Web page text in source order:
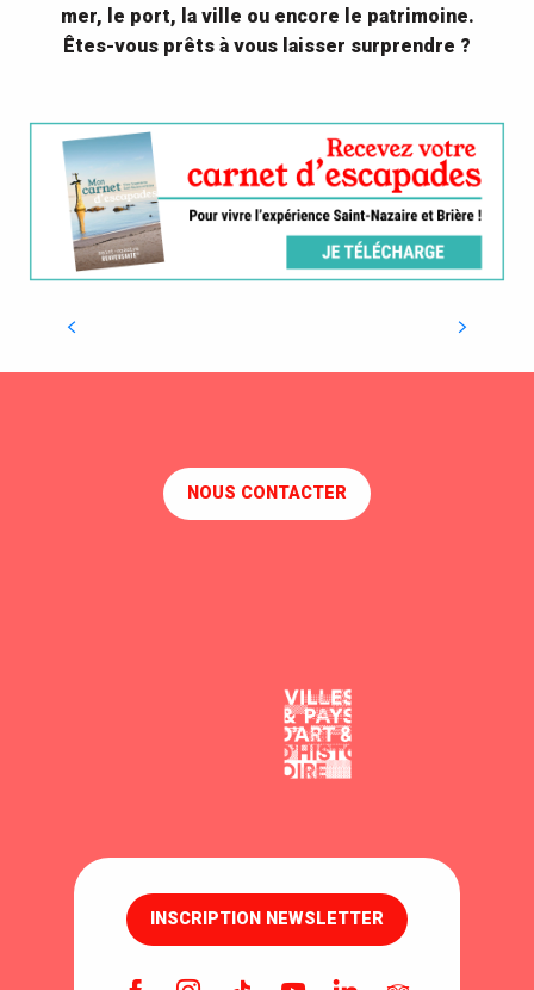
mer, le port, la ville ou encore le patrimoine.
Êtes-vous prêts à vous laisser surprendre ?
NOUS CONTACTER
INSCRIPTION NEWSLETTER